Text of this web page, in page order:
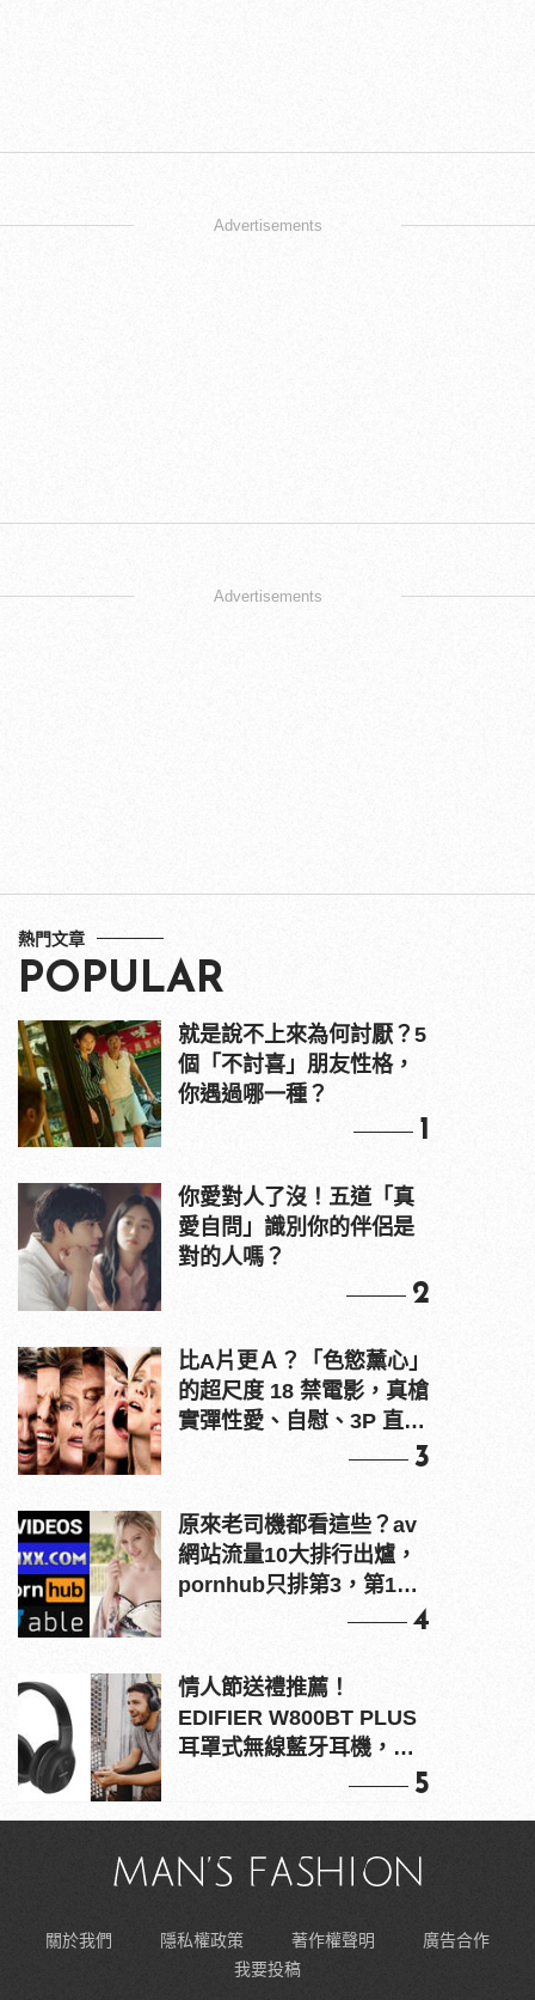
Advertisements
Advertisements
熱門文章
POPULAR
就是說不上來為何討厭？5
個「不討喜」朋友性格，
你遇過哪一種？
1
你愛對人了沒！五道「真
愛自問」識別你的伴侶是
對的人嗎？
2
比A片更Ａ？「色慾薰心」
的超尺度 18 禁電影，真槍
實彈性愛、自慰、3P 直接
3
原來老司機都看這些？av
網站流量10大排行出爐，
pornhub只排第3，第1名
4
情人節送禮推薦！
EDIFIER W800BT PLUS
耳罩式無線藍牙耳機，在
5
關於我們 隱私權政策 著作權聲明
廣告合作
我要投稿